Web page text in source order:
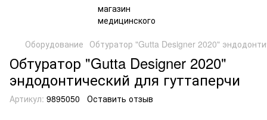
Оборудование Обтуратор "Gutta Designer 2020"
Обтуратор "Gutta Designer 2020"
эндодонтический для гуттаперчи
Артикул: 9895050 Оставить отзыв